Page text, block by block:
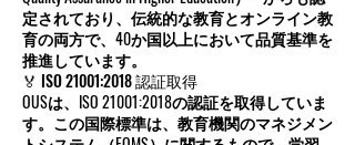
定されており、伝統的な教育とオンライン教
育の両方で、40か国以上において品質基準を
推進しています。
🏅 ISO 21001:2018 認証取得
OUSは、ISO 21001:2018の認証を取得していま
す。この国際標準は、教育機関のマネジメン